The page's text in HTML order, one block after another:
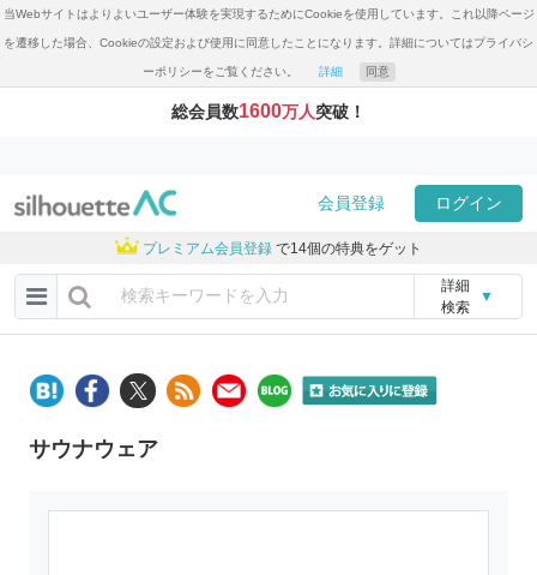
当Webサイトはよりよいユーザー体験を実現するためにCookieを使用しています。これ以降ページ
を遷移した場合、Cookieの設定および使用に同意したことになります。詳細についてはプライバシ
ーポリシーをご覧ください。 詳細 同意
総会員数1600万人突破！
会員登録 ログイン
プレミアム会員登録 で14個の特典をゲット
詳細
検索
▼
サウナウェア